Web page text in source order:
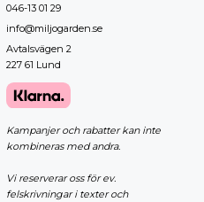
046-13 01 29
info@miljogarden.se
Avtalsvägen 2
227 61 Lund
Kampanjer och rabatter kan inte
kombineras med andra.
Vi reserverar oss för ev.
felskrivningar i texter och